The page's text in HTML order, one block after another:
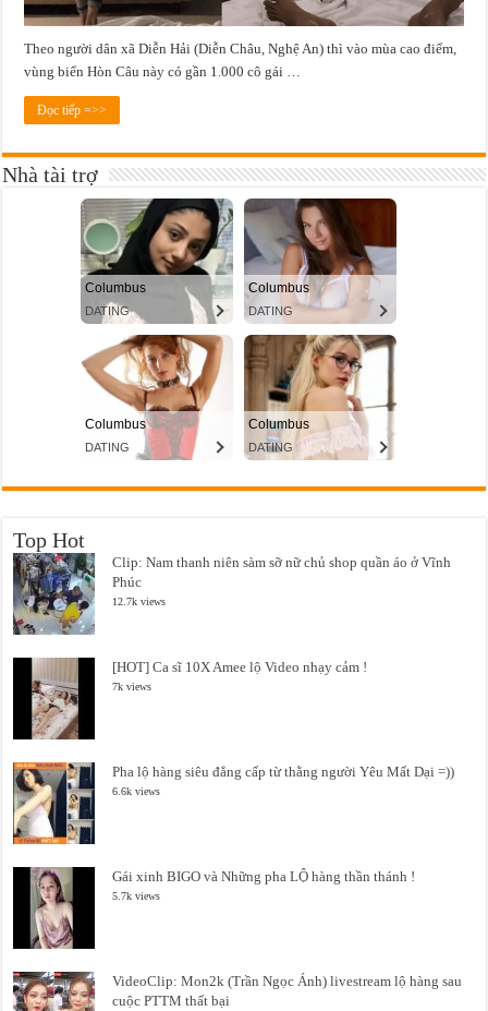
Theo người dân xã Diễn Hải (Diễn Châu, Nghệ An) thì vào mùa cao điểm,
vùng biển Hòn Câu này có gần 1.000 cô gái …
Đọc tiếp =>>
Nhà tài trợ
Top Hot
Clip: Nam thanh niên sàm sỡ nữ chủ shop quần áo ở Vĩnh
Phúc
12.7k views
[HOT] Ca sĩ 10X Amee lộ Video nhạy cảm !
7k views
Pha lộ hàng siêu đẳng cấp từ thằng người Yêu Mất Dại =))
6.6k views
Gái xinh BIGO và Những pha LỘ hàng thần thánh !
5.7k views
VideoClip: Mon2k (Trần Ngọc Ánh) livestream lộ hàng sau
cuộc PTTM thất bại